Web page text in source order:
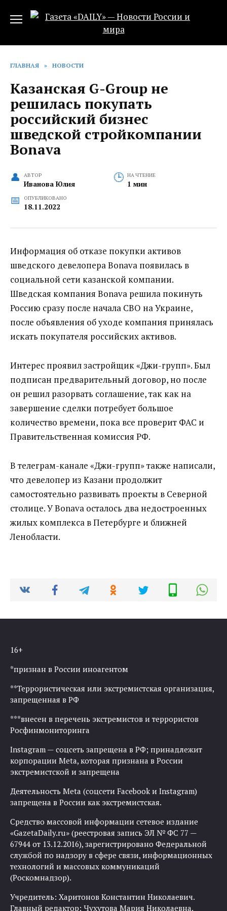
ГЛАВНАЯ » НОВОСТИ
Казанская G-Group не
решилась покупать
российский бизнес
шведской стройкомпании
Bonava
АВТОР
Иванова Юлия
НА ЧТЕНИЕ
1 мин
ОПУБЛИКОВАНО
18.11.2022
Информация об отказе покупки активов
шведского девелопера Bonava появилась в
социальной сети казанской компании.
Шведская компания Bonava решила покинуть
Россию сразу после начала СВО на Украине,
после объявления об уходе компания принялась
искать покупателя российских активов.
Интерес проявил застройщик «Джи-групп». Был
подписан предварительный договор, но после
он решил разорвать соглашение, так как на
завершение сделки потребует большое
количество времени, пока все проверит ФАС и
Правительственная комиссия РФ.
В телеграм-канале «Джи-групп» также написали,
что девелопер из Казани продолжит
самостоятельно развивать проекты в Северной
столице. У Bonava осталось два недостроенных
жилых комплекса в Петербурге и ближней
Ленобласти.
16+
*признан в России иноагентом
**Террористическая или экстремистская организация,
запрещенная в РФ
***внесен в перечень экстремистов и террористов
Росфинмониторинга
Instagram — соцсеть запрещена в РФ; принадлежит
корпорации Meta, которая признана в России
экстремистской и запрещена
Деятельность Meta (соцсети Facebook и Instagram)
запрещена в России как экстремистская.
Средство массовой информации сетевое издание
«GazetaDaily.ru» (реестровая запись ЭЛ № ФС 77 —
67944 от 13.12.2016), зарегистрировано Федеральной
службой по надзору в сфере связи, информационных
технологий и массовых коммуникаций
(Роскомнадзор).
Учредитель: Харитонов Константин Николаевич.
Главный редактор: Чухутова Мария Николаевна.